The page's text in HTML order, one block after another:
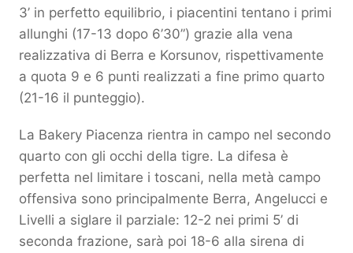
3’ in perfetto equilibrio, i piacentini tentano i primi
allunghi (17-13 dopo 6’30”) grazie alla vena
realizzativa di Berra e Korsunov, rispettivamente
a quota 9 e 6 punti realizzati a fine primo quarto
(21-16 il punteggio).
La Bakery Piacenza rientra in campo nel secondo
quarto con gli occhi della tigre. La difesa è
perfetta nel limitare i toscani, nella metà campo
offensiva sono principalmente Berra, Angelucci e
Livelli a siglare il parziale: 12-2 nei primi 5’ di
seconda frazione, sarà poi 18-6 alla sirena di